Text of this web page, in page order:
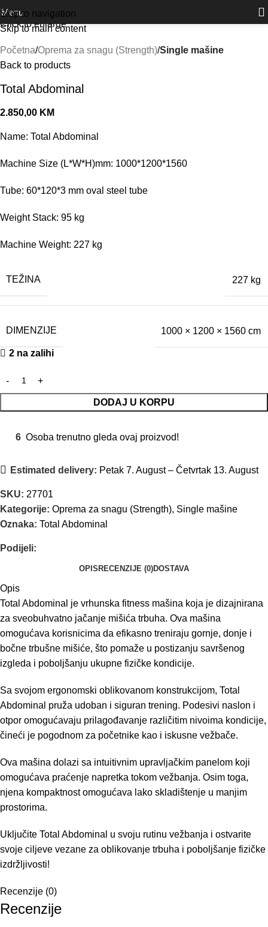
Skip to navigation
Skip to main content
Outlet
Menu
Click to enlarge
Početna Oprema za snagu (Strength) Single mašine
Back to products
Total Abdominal
2.850,00 KM
Name: Total Abdominal
Machine Size (L*W*H)mm: 1000*1200*1560
Tube: 60*120*3 mm oval steel tube
Weight Stack: 95 kg
Machine Weight: 227 kg
TEŽINA 227 kg
DIMENZIJE 1000 × 1200 × 1560 cm
2 na zalihi
DODAJ U KORPU
6 Osoba trenutno gleda ovaj proizvod!
Estimated delivery: Petak 7. August – Četvrtak 13. August
SKU: 27701
Kategorije: Oprema za snagu (Strength), Single mašine
Oznaka: Total Abdominal
Podijeli:
OPIS RECENZIJE (0)DOSTAVA
Opis
Total Abdominal je vrhunska fitness mašina koja je dizajnirana
za sveobuhvatno jačanje mišića trbuha. Ova mašina
omogućava korisnicima da efikasno treniraju gornje, donje i
bočne trbušne mišiće, što pomaže u postizanju savršenog
izgleda i poboljšanju ukupne fizičke kondicije.
Sa svojom ergonomski oblikovanom konstrukcijom, Total
Abdominal pruža udoban i siguran trening. Podesivi naslon i
otpor omogućavaju prilagođavanje različitim nivoima kondicije,
čineći je pogodnom za početnike kao i iskusne vežbače.
Ova mašina dolazi sa intuitivnim upravljačkim panelom koji
omogućava praćenje napretka tokom vežbanja. Osim toga,
njena kompaktnost omogućava lako skladištenje u manjim
prostorima.
Uključite Total Abdominal u svoju rutinu vežbanja i ostvarite
svoje ciljeve vezane za oblikovanje trbuha i poboljšanje fizičke
izdržljivosti!
Recenzije (0)
Recenzije